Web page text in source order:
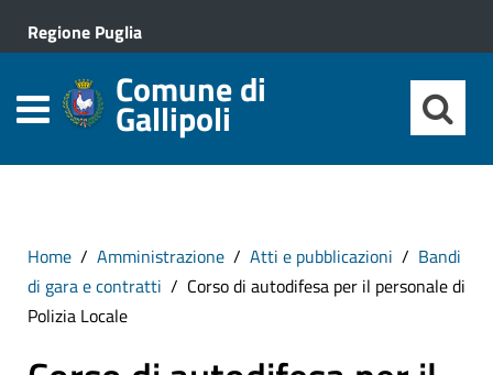
Regione Puglia
Comune di
Gallipoli
Home Amministrazione Atti e pubblicazioni
Bandi
di gara e contratti
Corso di autodifesa per il personale di
Polizia Locale